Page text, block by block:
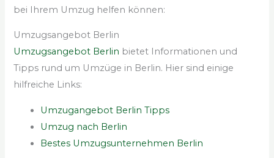
bei Ihrem Umzug helfen können:
Umzugsangebot Berlin
Umzugsangebot Berlin bietet Informationen und
Tipps rund um Umzüge in Berlin. Hier sind einige
hilfreiche Links:
Umzugangebot Berlin Tipps
Umzug nach Berlin
Bestes Umzugsunternehmen Berlin